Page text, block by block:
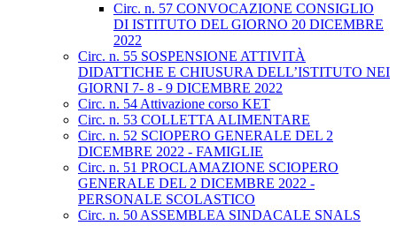
Circ. n. 57 CONVOCAZIONE CONSIGLIO
DI ISTITUTO DEL GIORNO 20 DICEMBRE
2022
Circ. n. 55 SOSPENSIONE ATTIVITÀ
DIDATTICHE E CHIUSURA DELL’ISTITUTO NEI
GIORNI 7- 8 - 9 DICEMBRE 2022
Circ. n. 54 Attivazione corso KET
Circ. n. 53 COLLETTA ALIMENTARE
Circ. n. 52 SCIOPERO GENERALE DEL 2
DICEMBRE 2022 - FAMIGLIE
Circ. n. 51 PROCLAMAZIONE SCIOPERO
GENERALE DEL 2 DICEMBRE 2022 -
PERSONALE SCOLASTICO
Circ. n. 50 ASSEMBLEA SINDACALE SNALS